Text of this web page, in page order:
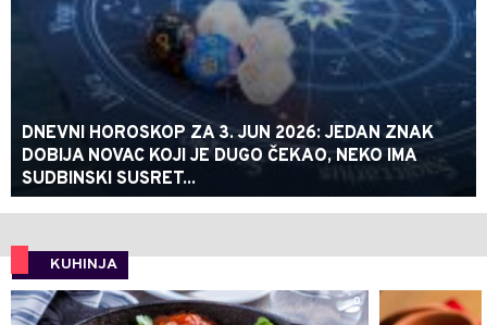
DNEVNI HOROSKOP ZA 3. JUN 2026: JEDAN ZNAK
DOBIJA NOVAC KOJI JE DUGO ČEKAO, NEKO IMA
SUDBINSKI SUSRET...
KUHINJA
0